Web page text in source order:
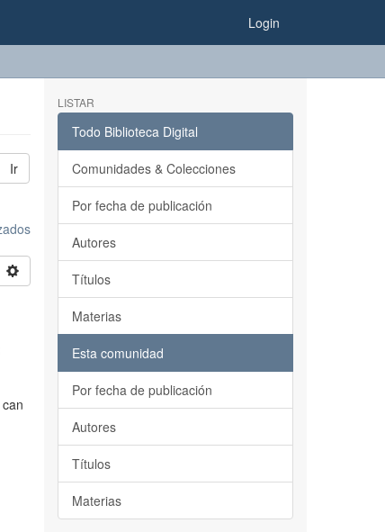
Login
Ir
LISTAR
Todo Biblioteca Digital
Comunidades & Colecciones
Por fecha de publicación
Autores
Títulos
Materias
Esta comunidad
Por fecha de publicación
Autores
Títulos
Materias